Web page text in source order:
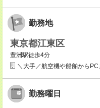
勤務地
東京都江東区
豊洲駅徒歩4分
＼大手／航空機や船舶から
勤務曜日